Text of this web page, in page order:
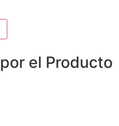
el Producto